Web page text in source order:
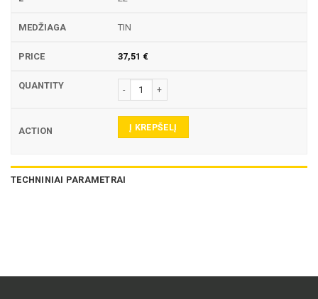
TIN
37,51 €
produkto kiekis: 7061XF TEKINIMO PLOKŠTELĖ
Į KREPŠELĮ
TECHNINIAI PARAMETRAI